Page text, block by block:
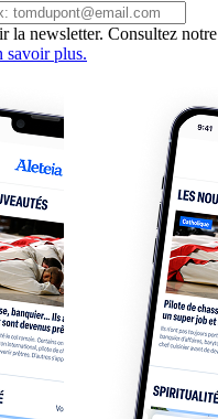
la newsletter. Consultez notre
savoir plus.